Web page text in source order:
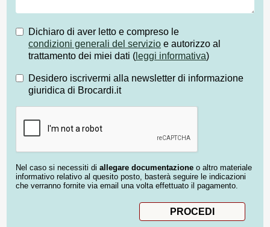
Dichiaro di aver letto e compreso le
condizioni generali del servizio e autorizzo al
trattamento dei miei dati ( leggi informativa)
Desidero iscrivermi alla newsletter di informazione
giuridica di Brocardi.it
Nel caso si necessiti di allegare documentazione o altro materiale
informativo relativo al quesito posto, basterà seguire le indicazioni
che verranno fornite via email una volta effettuato il pagamento.